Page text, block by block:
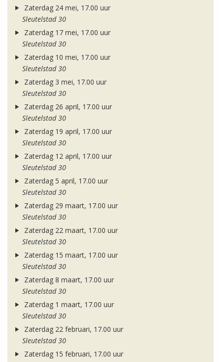
Zaterdag 24 mei, 17.00 uur
Sleutelstad 30
Zaterdag 17 mei, 17.00 uur
Sleutelstad 30
Zaterdag 10 mei, 17.00 uur
Sleutelstad 30
Zaterdag 3 mei, 17.00 uur
Sleutelstad 30
Zaterdag 26 april, 17.00 uur
Sleutelstad 30
Zaterdag 19 april, 17.00 uur
Sleutelstad 30
Zaterdag 12 april, 17.00 uur
Sleutelstad 30
Zaterdag 5 april, 17.00 uur
Sleutelstad 30
Zaterdag 29 maart, 17.00 uur
Sleutelstad 30
Zaterdag 22 maart, 17.00 uur
Sleutelstad 30
Zaterdag 15 maart, 17.00 uur
Sleutelstad 30
Zaterdag 8 maart, 17.00 uur
Sleutelstad 30
Zaterdag 1 maart, 17.00 uur
Sleutelstad 30
Zaterdag 22 februari, 17.00 uur
Sleutelstad 30
Zaterdag 15 februari, 17.00 uur